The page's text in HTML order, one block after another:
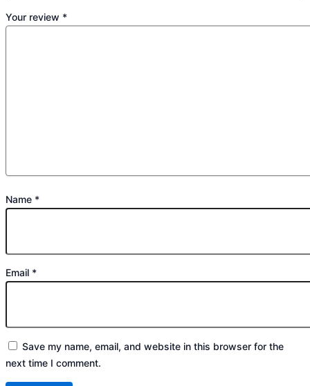
Your review *
Name *
Email *
Save my name, email, and website in this browser for the
next time I comment.